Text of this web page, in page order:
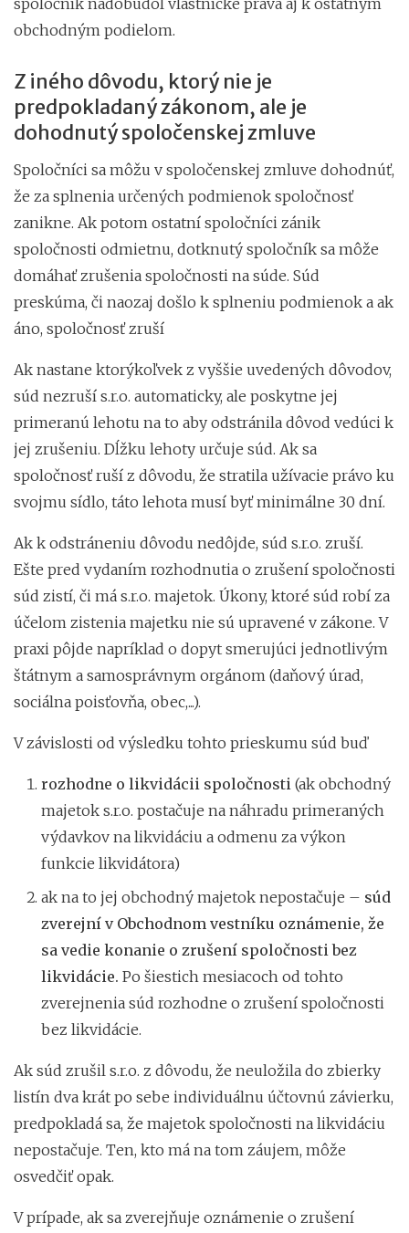
obchodným podielom.
Z iného dôvodu, ktorý nie je
predpokladaný zákonom, ale je
dohodnutý spoločenskej zmluve
Spoločníci sa môžu v spoločenskej zmluve dohodnúť,
že za splnenia určených podmienok spoločnosť
zanikne. Ak potom ostatní spoločníci zánik
spoločnosti odmietnu, dotknutý spoločník sa môže
domáhať zrušenia spoločnosti na súde. Súd
preskúma, či naozaj došlo k splneniu podmienok a ak
áno, spoločnosť zruší
Ak nastane ktorýkoľvek z vyššie uvedených dôvodov,
súd nezruší s.r.o. automaticky, ale poskytne jej
primeranú lehotu na to aby odstránila dôvod vedúci k
jej zrušeniu. Dĺžku lehoty určuje súd. Ak sa
spoločnosť ruší z dôvodu, že stratila užívacie právo ku
svojmu sídlo, táto lehota musí byť minimálne 30 dní.
Ak k odstráneniu dôvodu nedôjde, súd s.r.o. zruší.
Ešte pred vydaním rozhodnutia o zrušení spoločnosti
súd zistí, či má s.r.o. majetok. Úkony, ktoré súd robí za
účelom zistenia majetku nie sú upravené v zákone. V
praxi pôjde napríklad o dopyt smerujúci jednotlivým
štátnym a samosprávnym orgánom (daňový úrad,
sociálna poisťovňa, obec,...).
V závislosti od výsledku tohto prieskumu súd buď
rozhodne o likvidácii spoločnosti (ak obchodný
majetok s.r.o. postačuje na náhradu primeraných
výdavkov na likvidáciu a odmenu za výkon
funkcie likvidátora)
ak na to jej obchodný majetok nepostačuje – súd
zverejní v Obchodnom vestníku oznámenie, že
sa vedie konanie o zrušení spoločnosti bez
likvidácie. Po šiestich mesiacoch od tohto
zverejnenia súd rozhodne o zrušení spoločnosti
bez likvidácie.
Ak súd zrušil s.r.o. z dôvodu, že neuložila do zbierky
listín dva krát po sebe individuálnu účtovnú závierku,
predpokladá sa, že majetok spoločnosti na likvidáciu
nepostačuje. Ten, kto má na tom záujem, môže
osvedčiť opak.
V prípade, ak sa zverejňuje oznámenie o zrušení